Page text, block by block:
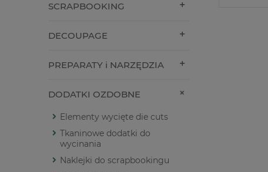
SCRAPBOOKING
DECOUPAGE
PREPARATY i NARZĘDZIA
DODATKI OZDOBNE
Elementy wycięte die cuts
Tkaninowe dodatki do
wycinania
Naklejki do scrapbookingu